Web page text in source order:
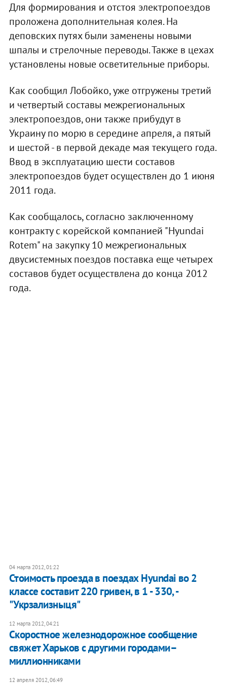
Для формирования и отстоя электропоездов
проложена дополнительная колея. На
деповских путях были заменены новыми
шпалы и стрелочные переводы. Также в цехах
установлены новые осветительные приборы.
Как сообщил Лобойко, уже отгружены третий
и четвертый составы межрегиональных
электропоездов, они также прибудут в
Украину по морю в середине апреля, а пятый
и шестой - в первой декаде мая текущего года.
Ввод в эксплуатацию шести составов
электропоездов будет осуществлен до 1 июня
2011 года.
Как сообщалось, согласно заключенному
контракту с корейской компанией "Hyundai
Rotem" на закупку 10 межрегиональных
двусистемных поездов поставка еще четырех
составов будет осуществлена до конца 2012
года.
04 марта 2012, 01:22
Стоимость проезда в поездах Hyundai во 2
классе составит 220 гривен, в 1 - 330, -
"Укрзализныця"
12 марта 2012, 04:21
Скоростное железнодорожное сообщение
свяжет Харьков с другими городами–
миллионниками
12 апреля 2012, 06:49